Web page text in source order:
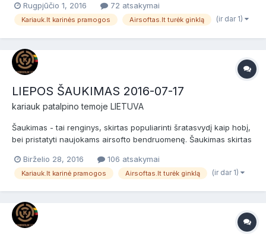
komandoms. Prieš žaidimą bus NEMOKAMI dviejų valandų
baziniai kariniai mokymai, po jų žaidimas. Data:...
Rugpjūčio 1, 2016 72 atsakymai
Kariauk.lt karinės pramogos Airsoftas.lt turėk ginklą (ir dar 1)
LIEPOS ŠAUKIMAS 2016-07-17
kariauk patalpino temoje LIETUVA
Šaukimas - tai renginys, skirtas populiarinti šratasvydį kaip hobį,
bei pristatyti naujokams airsofto bendruomenę. Šaukimas skirtas
komandoms. Prieš žaidimą bus NEMOKAMI dviejų valandų
baziniai kariniai mokymai, po jų žaidimas. Data:...
Birželio 28, 2016 106 atsakymai
Kariauk.lt karinė pramogos Airsoftas.lt turėk ginklą (ir dar 1)